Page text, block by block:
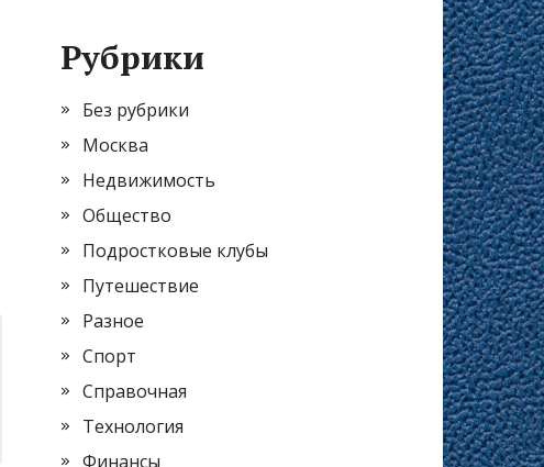
Рубрики
Без рубрики
Москва
Недвижимость
Общество
Подростковые клубы
Путешествие
Разное
Спорт
Справочная
Технология
Финансы